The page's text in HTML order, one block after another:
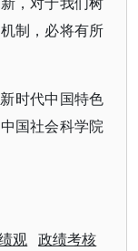
制，必将有所
时代中国特色
国社会科学院
观 政绩考核